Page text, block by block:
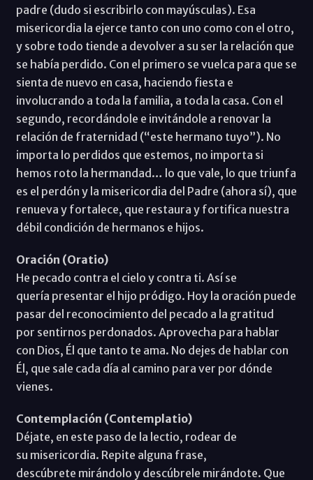
padre (dudo si escribirlo con mayúsculas). Esa
misericordia la ejerce tanto con uno como con el otro,
y sobre todo tiende a devolver a su ser la relación que
se había perdido. Con el primero se vuelca para que se
sienta de nuevo en casa, haciendo fiesta e
involucrando a toda la familia, a toda la casa. Con el
segundo, recordándole e invitándole a renovar la
relación de fraternidad (“este hermano tuyo”). No
importa lo perdidos que estemos, no importa si
hemos roto la hermandad… lo que vale, lo que triunfa
es el perdón y la misericordia del Padre (ahora sí), que
renueva y fortalece, que restaura y fortifica nuestra
débil condición de hermanos e hijos.
Oración (Oratio)
He pecado contra el cielo y contra ti. Así se
quería presentar el hijo pródigo. Hoy la oración puede
pasar del reconocimiento del pecado a la gratitud
por sentirnos perdonados. Aprovecha para hablar
con Dios, Él que tanto te ama. No dejes de hablar con
Él, que sale cada día al camino para ver por dónde
vienes.
Contemplación (Contemplatio)
Déjate, en este paso de la lectio, rodear de
su misericordia. Repite alguna frase,
descúbrete mirándolo y descúbrele mirándote. Que